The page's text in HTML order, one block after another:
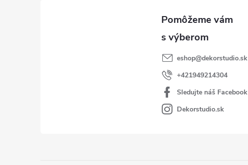
eshop@dekorstudio.sk
+421949214304
Sledujte náš Facebook
Dekorstudio.sk